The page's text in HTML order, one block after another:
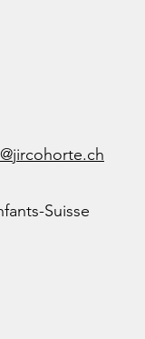
Suisse